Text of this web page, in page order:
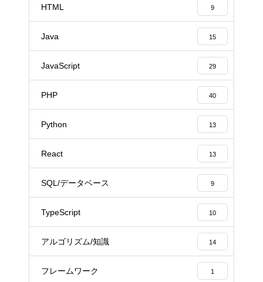
HTML 9
Java 15
JavaScript 29
PHP 40
Python 13
React 13
SQL/データベース 9
TypeScript 10
アルゴリズム/知識 14
フレームワーク 1